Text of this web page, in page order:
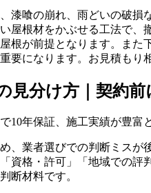
漆喰の崩れ、雨どいの破
屋根材をかぶせる工法で
根が前提となります。ま
要になります。お見積もり
見分け方｜契約
10年保証、施工実績が豊
、業者選びでの判断ミス
資格・許可」「地域での
断材料です。